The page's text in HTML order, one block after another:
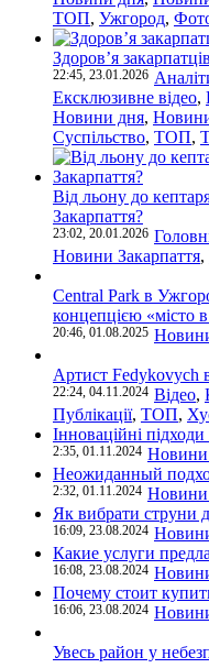
ТОП, Ужгород,
Здоров’я
22:45, 23.01.2026
Ексклюзивне відео,
Новини дня,
Суспільство, ТОП,
Від льону до
Закарпаття?
23:02, 20.01.2026
Новини Закарпаття,
Central Park в
концепцією «місто в
20:46, 01.08.2025
Артист Fedykovych
22:24, 04.11.2024 Відео,
Публікації, ТОП,
Інноваційні
2:35, 01.11.2024 Новини
Неожиданный
2:32, 01.11.2024 Новини
Як вибрати струни
16:09, 23.08.2024
Какие услуги
16:08, 23.08.2024
Почему стоит
16:06, 23.08.2024
Увесь район у